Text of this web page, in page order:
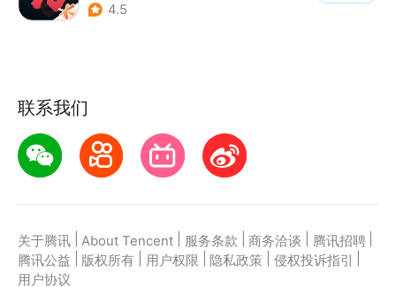
4.5
联系我们
关于腾讯 About Tencent 服务条款 商务洽谈 腾讯招聘
腾讯公益
版权所有 用户权限 隐私政策 侵权投诉指引
用户协议